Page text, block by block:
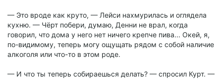
— Это вроде как круто, — Лейси нахмурилась и оглядела
кухню. — Чёрт побери, думаю, Денни не врал, когда
говорил, что дома у него нет ничего крепче пива... Окей, я,
по-видимому, теперь могу ощущать рядом с собой наличие
алкоголя или что-то в этом роде.
— И что ты теперь собираешься делать? — спросил Курт. —